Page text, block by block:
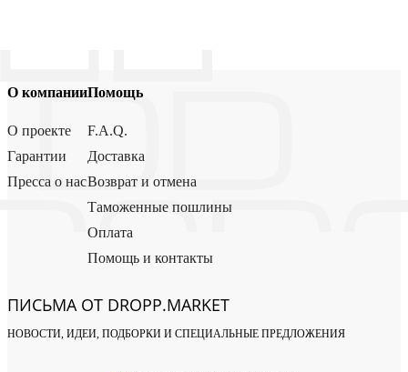
О компании
О проекте
Гарантии
Пресса о нас
Помощь
F.A.Q.
Доставка
Возврат и отмена
Таможенные пошлины
Оплата
Помощь и контакты
ПИСЬМА ОТ DROPP.MARKET
НОВОСТИ, ИДЕИ, ПОДБОРКИ И СПЕЦИАЛЬНЫЕ ПРЕДЛОЖЕНИЯ